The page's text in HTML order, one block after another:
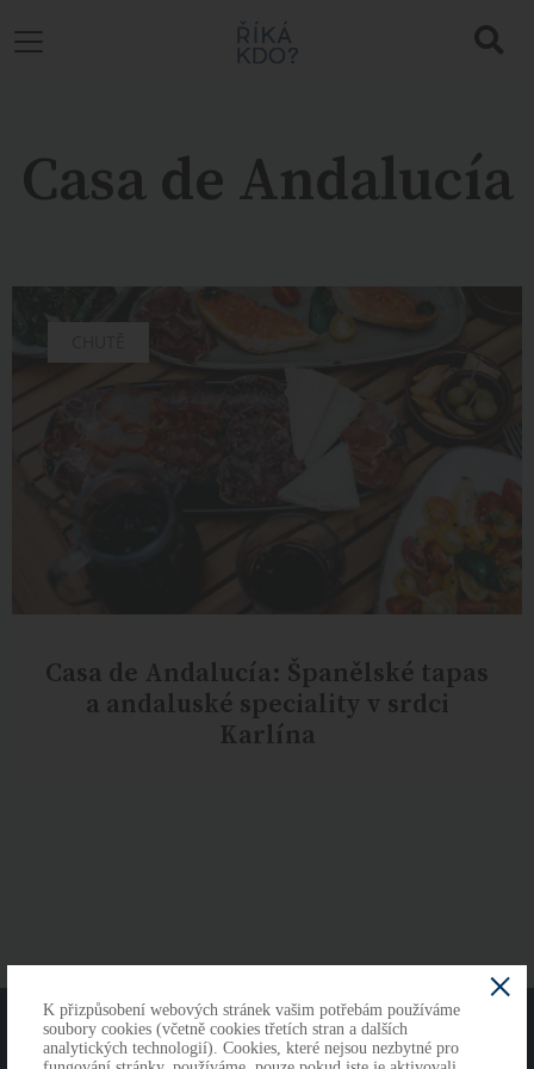
Casa de Andalucía
Casa de Andalucía: Španělské tapas
a andaluské speciality v srdci
Karlína
O NÁS KONTAKTY
K přizpůsobení webových stránek vašim potřebám používáme
soubory cookies (včetně cookies třetích stran a dalších
analytických technologií). Cookies, které nejsou nezbytné pro